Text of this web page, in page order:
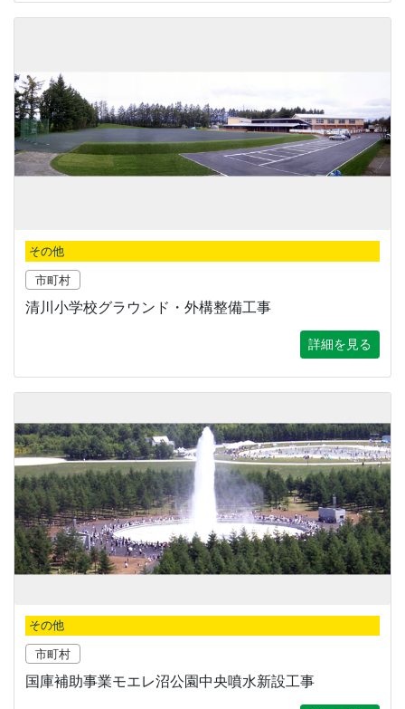
その他
市町村
清川小学校グラウンド・外構整備工事
詳細を見る
その他
市町村
国庫補助事業モエレ沼公園中央噴水新設工事